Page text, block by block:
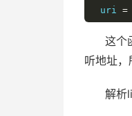
uri =
args
if (
这个
听地址
解析